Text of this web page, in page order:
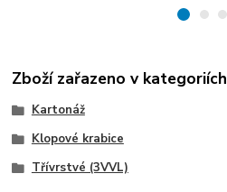
Zboží zařazeno v kategoriích
Kartonáž
Klopové krabice
Třívrstvé (3VVL)